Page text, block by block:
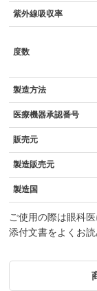
紫外線吸収率
度数
製造方法
医療機器承認番号
販売元
製造販売元
製造国
ご使用の際は眼科医
添付文書をよくお